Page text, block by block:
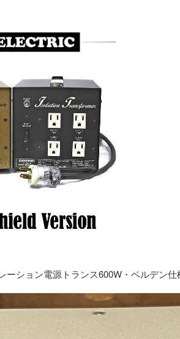
ーション電源トランス600W・ベルデン仕